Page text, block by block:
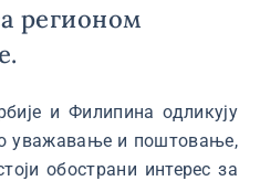
регионом
и Филипина одликују
уважавање и поштовање,
обострани интерес за